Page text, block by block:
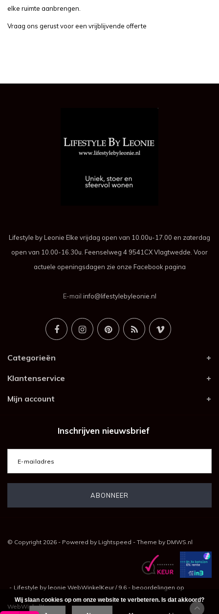
elke ruimte aanbrengen.
Vraag ons gerust voor een vrijblijvende offerte
Lifestyle by Leonie Elke vrijdag open van 10.00u-17.00 en zaterdag
open van 10.00-16.30u. Feenselweg 4 9541CX Vlagtwedde. Voor
actuele openingsdagen zie onze Facebook pagina
E-mail info@lifestylebyleonie.nl
Categorieën
Klantenservice
Mijn account
Inschrijven nieuwsbrief
© Copyright 2026 - Powered by Lightspeed - Theme by DMWS.nl
- Lifestyle by leonie WebWinkelKeur/ 9.6 - beoordelingen op
WebWinkelKeur
Wij slaan cookies op om onze website te verbeteren. Is dat akkoord?